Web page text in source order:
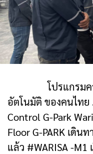
โปรแกรมควบคุ
อัตโนมัติ ของคนไทย
Control G-Park
Floor G-PARK เดิน
แล้ว #WARISA -